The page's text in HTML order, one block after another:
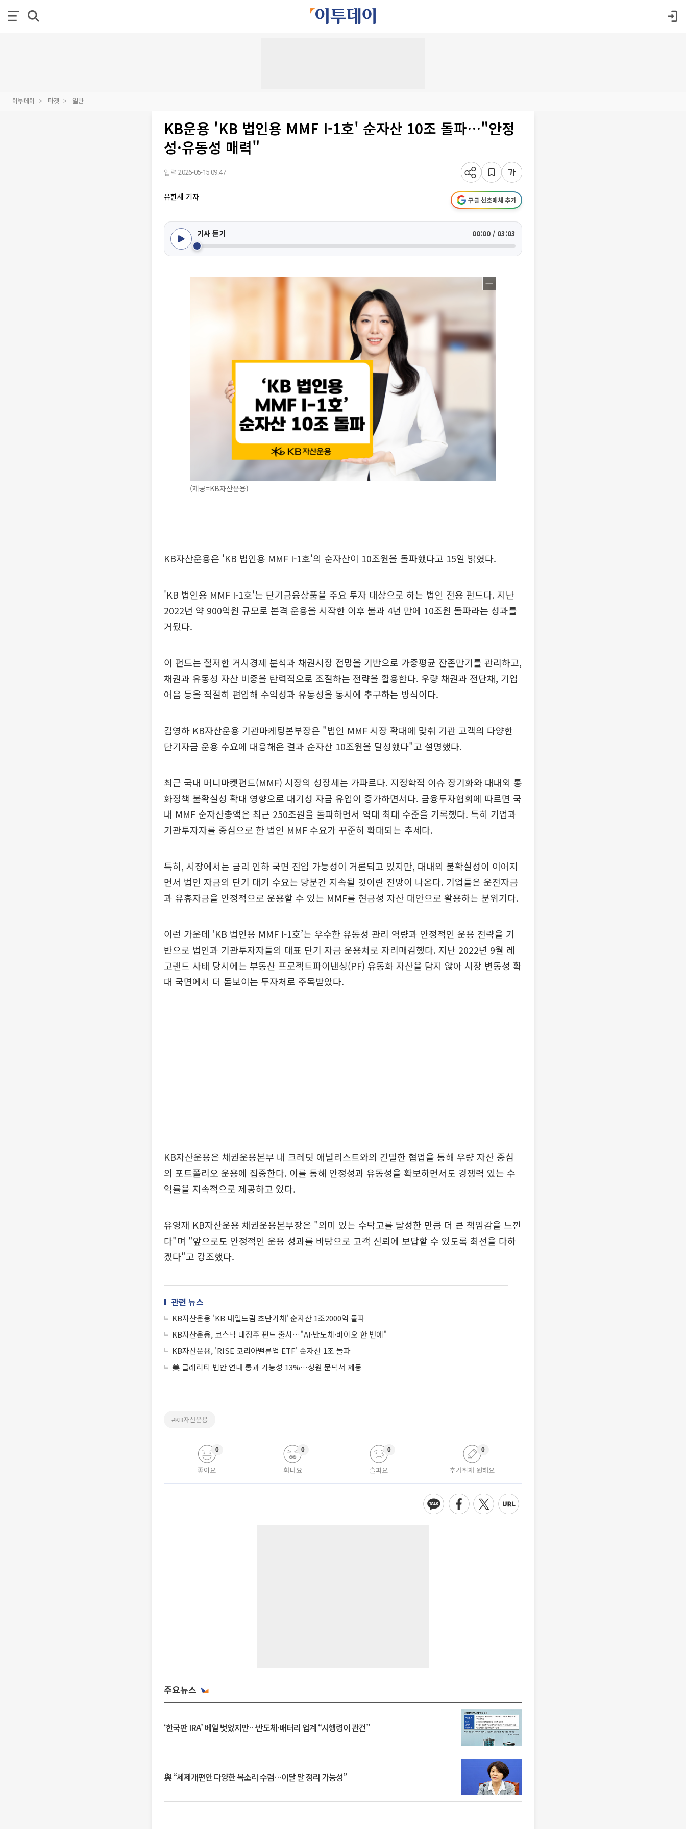
이투데이 마켓 일반
KB운용 'KB 법인용 MMF I-1호' 순자산 10조 돌파…"안정
성·유동성 매력"
입력 2026-05-15 09:47
유한새 기자 구글 선호매체 추가
기사 듣기 00:00 / 03:03
(제공=KB자산운용)
KB자산운용은 'KB 법인용 MMF I-1호'의 순자산이 10조원을 돌파했다고 15일 밝혔다.
'KB 법인용 MMF I-1호'는 단기금융상품을 주요 투자 대상으로 하는 법인 전용 펀드다. 지난
2022년 약 900억원 규모로 본격 운용을 시작한 이후 불과 4년 만에 10조원 돌파라는 성과를
거뒀다.
이 펀드는 철저한 거시경제 분석과 채권시장 전망을 기반으로 가중평균 잔존만기를 관리하고,
채권과 유동성 자산 비중을 탄력적으로 조절하는 전략을 활용한다. 우량 채권과 전단채, 기업
어음 등을 적절히 편입해 수익성과 유동성을 동시에 추구하는 방식이다.
김영하 KB자산운용 기관마케팅본부장은 "법인 MMF 시장 확대에 맞춰 기관 고객의 다양한
단기자금 운용 수요에 대응해온 결과 순자산 10조원을 달성했다"고 설명했다.
최근 국내 머니마켓펀드(MMF) 시장의 성장세는 가파르다. 지정학적 이슈 장기화와 대내외 통
화정책 불확실성 확대 영향으로 대기성 자금 유입이 증가하면서다. 금융투자협회에 따르면 국
내 MMF 순자산총액은 최근 250조원을 돌파하면서 역대 최대 수준을 기록했다. 특히 기업과
기관투자자를 중심으로 한 법인 MMF 수요가 꾸준히 확대되는 추세다.
특히, 시장에서는 금리 인하 국면 진입 가능성이 거론되고 있지만, 대내외 불확실성이 이어지
면서 법인 자금의 단기 대기 수요는 당분간 지속될 것이란 전망이 나온다. 기업들은 운전자금
과 유휴자금을 안정적으로 운용할 수 있는 MMF를 현금성 자산 대안으로 활용하는 분위기다.
이런 가운데 ‘KB 법인용 MMF I-1호’는 우수한 유동성 관리 역량과 안정적인 운용 전략을 기
반으로 법인과 기관투자자들의 대표 단기 자금 운용처로 자리매김했다. 지난 2022년 9월 레
고랜드 사태 당시에는 부동산 프로젝트파이낸싱(PF) 유동화 자산을 담지 않아 시장 변동성 확
대 국면에서 더 돋보이는 투자처로 주목받았다.
KB자산운용은 채권운용본부 내 크레딧 애널리스트와의 긴밀한 협업을 통해 우량 자산 중심
의 포트폴리오 운용에 집중한다. 이를 통해 안정성과 유동성을 확보하면서도 경쟁력 있는 수
익률을 지속적으로 제공하고 있다.
유영재 KB자산운용 채권운용본부장은 "의미 있는 수탁고를 달성한 만큼 더 큰 책임감을 느낀
다"며 "앞으로도 안정적인 운용 성과를 바탕으로 고객 신뢰에 보답할 수 있도록 최선을 다하
겠다"고 강조했다.
관련 뉴스
KB자산운용 'KB 내일드림 초단기채' 순자산 1조2000억 돌파
KB자산운용, 코스닥 대장주 펀드 출시…"AI·반도체·바이오 한 번에"
KB자산운용, 'RISE 코리아밸류업 ETF' 순자산 1조 돌파
美 클래리티 법안 연내 통과 가능성 13%…상원 문턱서 제동
#KB자산운용
좋아요
0
화나요
0
슬퍼요
0
추가취재 원해요
0
주요뉴스
‘한국판 IRA’ 베일 벗었지만…반도체·배터리 업계 “시행령이 관건”
與 “세제개편안 다양한 목소리 수렴…이달 말 정리 가능성”